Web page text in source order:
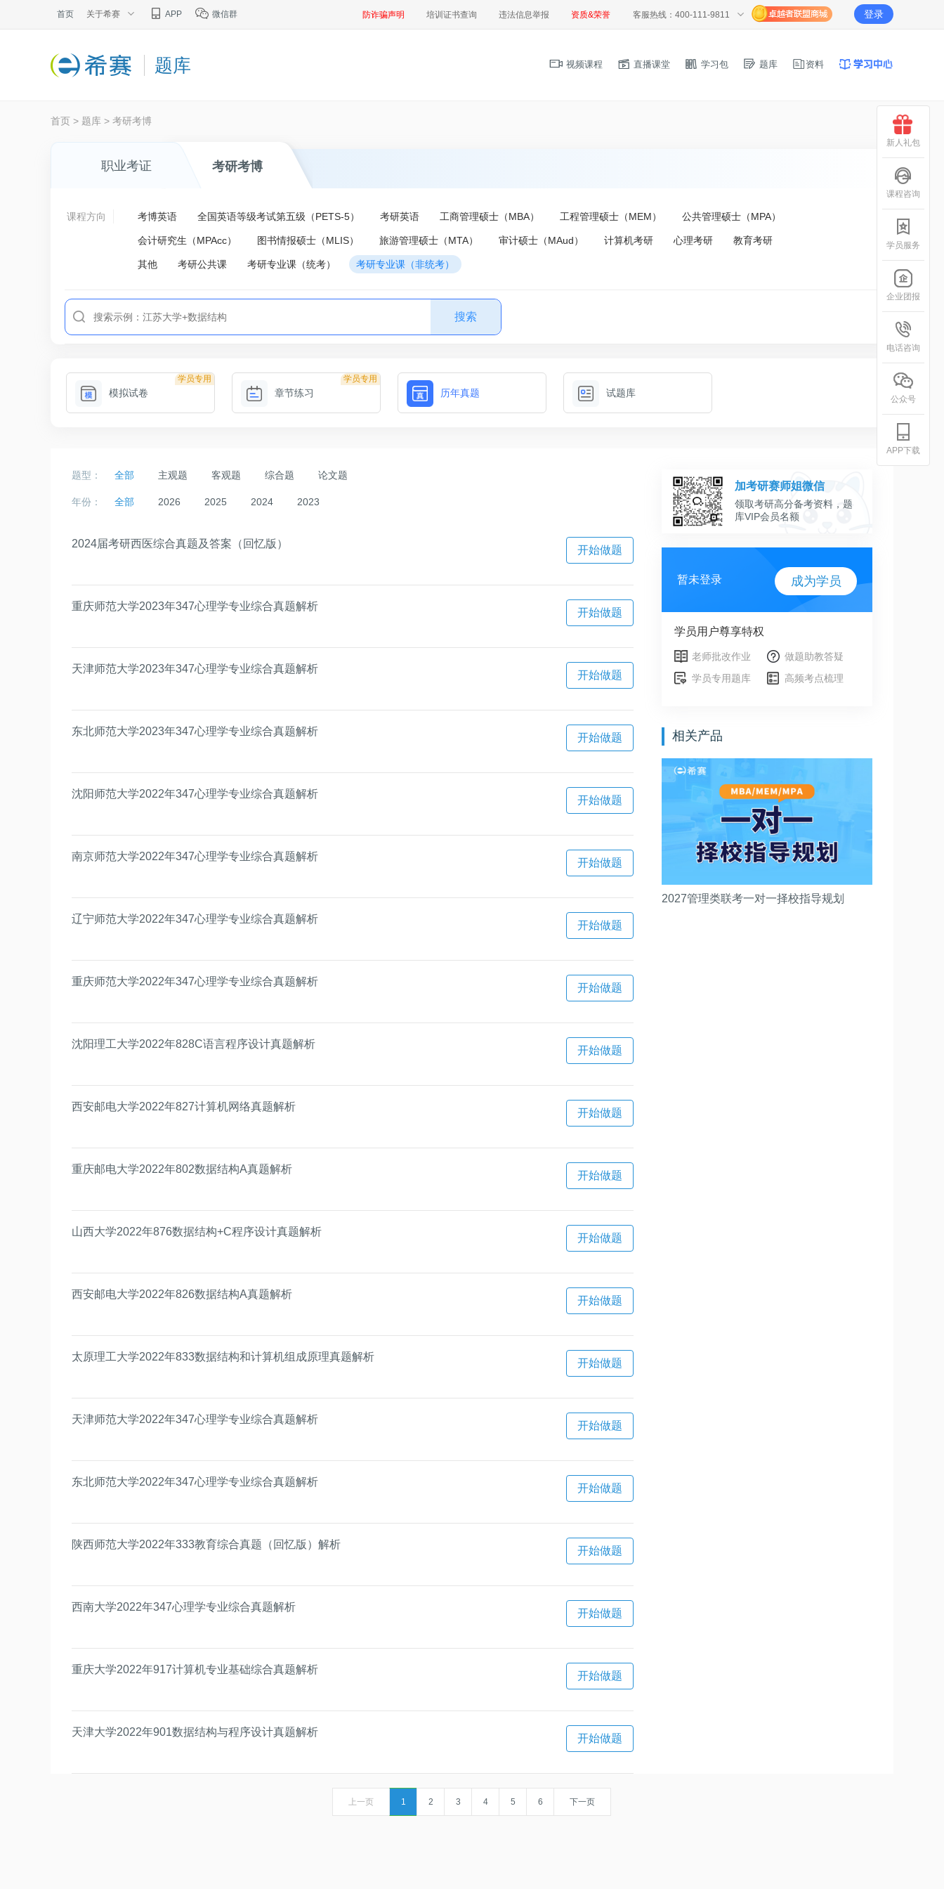
首页 关于希赛 APP 微信群 防诈骗声明 培训证书查询 违法信息举报 资质&荣誉 客服热线：400-111-9811 登录
题库 视频课程 直播课堂 学习包 题库 资料
首页 > 题库 > 考研考博
职业考证 考研考博
课程方向 考博英语 全国英语等级考试第五级（PETS-5） 考研英语 工商管理硕士（MBA） 工程管理硕士（MEM） 公共管理硕士（MPA）
会计研究生（MPAcc） 图书情报硕士（MLIS） 旅游管理硕士（MTA） 审计硕士（MAud） 计算机考研 心理考研 教育考研
其他 考研公共课 考研专业课（统考） 考研专业课（非统考）
搜索
学员专用
模拟试卷
学员专用
章节练习 历年真题 试题库
题型： 全部 主观题 客观题 综合题 论文题
年份： 全部 2026 2025 2024 2023
2024届考研西医综合真题及答案（回忆版）
开始做题
重庆师范大学2023年347心理学专业综合真题解析
开始做题
天津师范大学2023年347心理学专业综合真题解析
开始做题
东北师范大学2023年347心理学专业综合真题解析
开始做题
沈阳师范大学2022年347心理学专业综合真题解析
开始做题
南京师范大学2022年347心理学专业综合真题解析
开始做题
辽宁师范大学2022年347心理学专业综合真题解析
开始做题
重庆师范大学2022年347心理学专业综合真题解析
开始做题
沈阳理工大学2022年828C语言程序设计真题解析
开始做题
西安邮电大学2022年827计算机网络真题解析
开始做题
重庆邮电大学2022年802数据结构A真题解析
开始做题
山西大学2022年876数据结构+C程序设计真题解析
开始做题
西安邮电大学2022年826数据结构A真题解析
开始做题
太原理工大学2022年833数据结构和计算机组成原理真题解析
开始做题
天津师范大学2022年347心理学专业综合真题解析
开始做题
东北师范大学2022年347心理学专业综合真题解析
开始做题
陕西师范大学2022年333教育综合真题（回忆版）解析
开始做题
西南大学2022年347心理学专业综合真题解析
开始做题
重庆大学2022年917计算机专业基础综合真题解析
开始做题
天津大学2022年901数据结构与程序设计真题解析
开始做题
加考研赛师姐微信
领取考研高分备考资料，题
库VIP会员名额
暂未登录 成为学员
学员用户尊享特权
老师批改作业
做题助教答疑
学员专用题库
高频考点梳理
相关产品
2027管理类联考一对一择校指导规划
上一页 1 2 3 4 5 6 下一页
新人礼包
课程咨询
学员服务
企业团报
电话咨询
公众号
APP下载